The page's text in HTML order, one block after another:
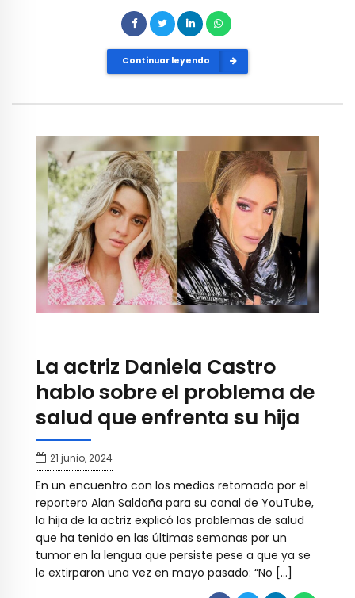
Continuar leyendo
La actriz Daniela Castro
hablo sobre el problema de
salud que enfrenta su hija
21 junio, 2024
En un encuentro con los medios retomado por el
reportero Alan Saldaña para su canal de YouTube,
la hija de la actriz explicó los problemas de salud
que ha tenido en las últimas semanas por un
tumor en la lengua que persiste pese a que ya se
le extirparon una vez en mayo pasado: “No […]